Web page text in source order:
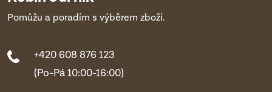
Pomůžu a poradím s výběrem zboží.
+420 608 876 123
(Po-Pá 10:00-16:00)